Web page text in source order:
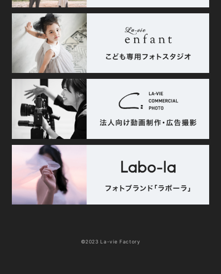
©2023 La-vie Factory